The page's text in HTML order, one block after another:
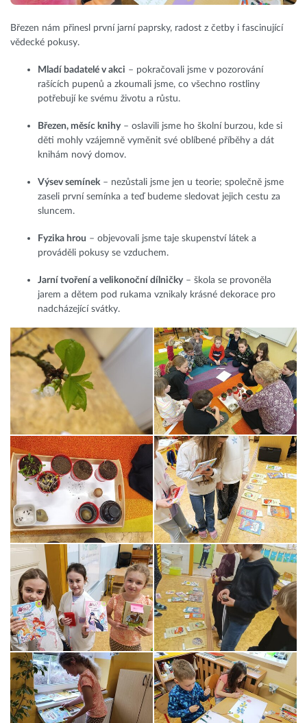
Březen nám přinesl první jarní paprsky, radost z četby i fascinující
vědecké pokusy.
Mladí badatelé v akci – pokračovali jsme v pozorování
rašících pupenů a zkoumali jsme, co všechno rostliny
potřebují ke svému životu a růstu.
Březen, měsíc knihy – oslavili jsme ho školní burzou, kde si
děti mohly vzájemně vyměnit své oblíbené příběhy a dát
knihám nový domov.
Výsev semínek– nezůstali jsme jen u teorie; společně jsme
zaseli první semínka a teď budeme sledovat jejich cestu za
sluncem.
Fyzika hrou – objevovali jsme taje skupenství látek a
prováděli pokusy se vzduchem.
Jarní tvoření a velikonoční dílničky – škola se provoněla
jarem a dětem pod rukama vznikaly krásné dekorace pro
nadcházející svátky.